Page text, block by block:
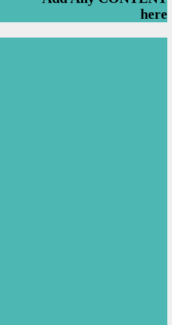
here